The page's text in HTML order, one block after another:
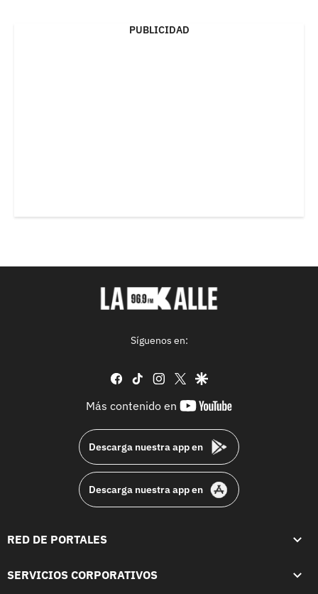
PUBLICIDAD
Síguenos en:
facebook
tiktok instagram
twittergoogle
Más contenido en
youtube-
Descarga nuestra app en
Descarga nuestra app en
RED DE PORTALES
SERVICIOS CORPORATIVOS